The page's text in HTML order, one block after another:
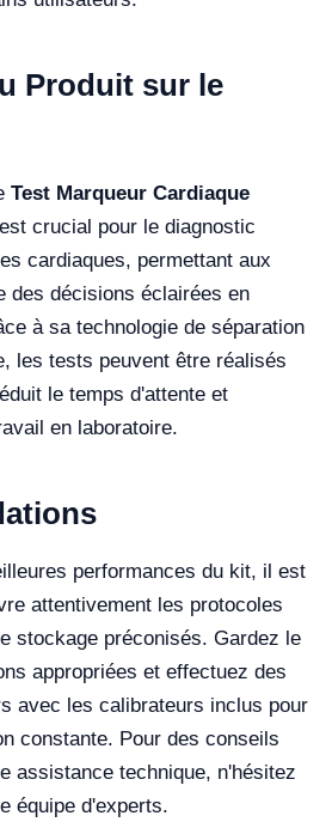
Produit sur le
Test Marqueur Cardiaque
est crucial pour le diagnostic
cardiaques, permettant aux
des décisions éclairées en
à sa technologie de séparation
les tests peuvent être réalisés
le temps d'attente et
en laboratoire.
performances du kit, il est
attentivement les protocoles
stockage préconisés. Gardez le
appropriées et effectuez des
avec les calibrateurs inclus pour
constante. Pour des conseils
assistance technique, n'hésitez
équipe d'experts.